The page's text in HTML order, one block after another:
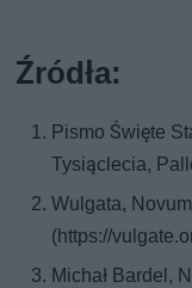
Źródła:
Pismo Święte
Tysiąclecia,
Wulgata,
(https://
Michał Bardel,